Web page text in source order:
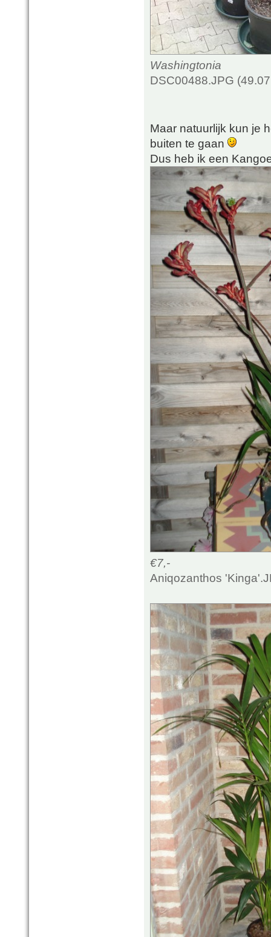
Washingtonia
DSC00488.JPG
Maar natuurlijk kun je
buiten te gaan
Dus heb ik een
€7,-
Aniqozanthos